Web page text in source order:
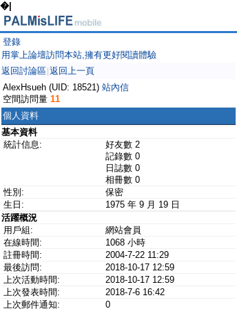
�|
登錄
用掌上論壇訪問本站,擁有更好閱讀體驗
返回討論區 返回上一頁
AlexHsueh (UID: 18521) 站內信
空間訪問量 11
個人資料
基本資料
統計信息:
好友數 2
記錄數 0
日誌數 0
相冊數 0
性別:
保密
生日:
1975 年 9 月 19 日
活躍概況
用戶組:
網站會員
在線時間:
1068 小時
註冊時間:
2004-7-22 11:29
最後訪問:
2018-10-17 12:59
上次活動時間:
2018-10-17 12:59
上次發表時間:
2018-7-6 16:42
上次郵件通知:
0